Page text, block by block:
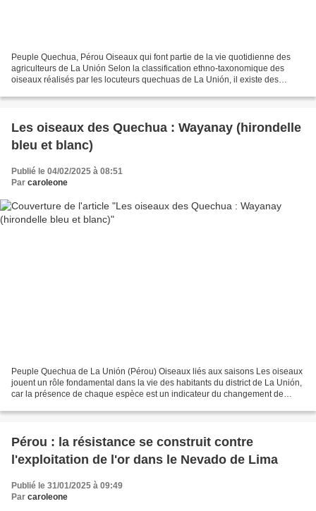
Peuple Quechua, Pérou Oiseaux qui font partie de la vie quotidienne des
agriculteurs de La Unión Selon la classification ethno-taxonomique des
oiseaux réalisés par les locuteurs quechuas de La Unión, il existe des
Les oiseaux des Quechua : Wayanay (hirondelle
bleu et blanc)
Publié le 04/02/2025 à 08:51
Par caroleone
Peuple Quechua de La Unión (Pérou) Oiseaux liés aux saisons Les oiseaux
jouent un rôle fondamental dans la vie des habitants du district de La Unión,
car la présence de chaque espèce est un indicateur du changement de
Pérou : la résistance se construit contre
l'exploitation de l'or dans le Nevado de Lima
Publié le 31/01/2025 à 09:49
Par caroleone